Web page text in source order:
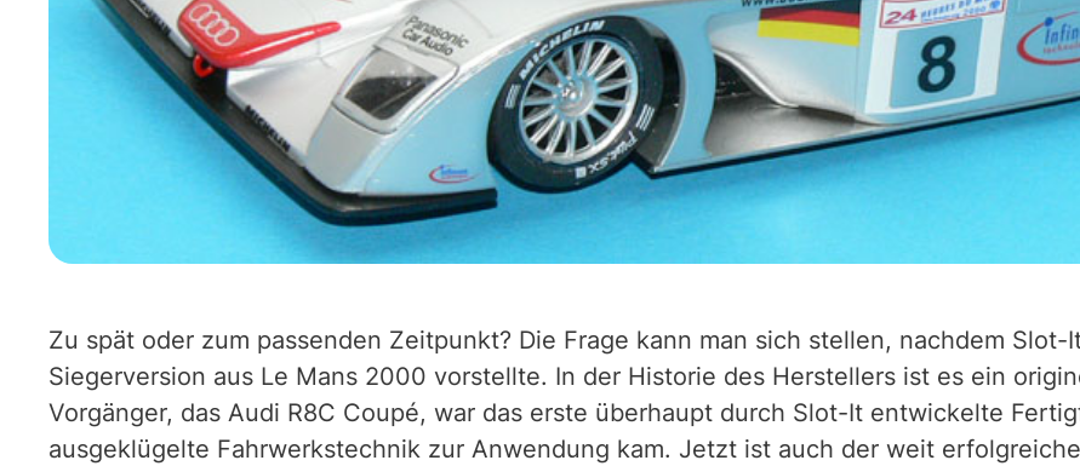
Zu spät oder zum passenden Zeitpunkt? Die Frage kann man sich stellen, nachdem
Siegerversion aus Le Mans 2000 vorstellte. In der Historie des Herstellers ist es ein
Vorgänger, das Audi R8C Coupé, war das erste überhaupt durch Slot-It entwickelte
ausgeklügelte Fahrwerkstechnik zur Anwendung kam. Jetzt ist auch der weit